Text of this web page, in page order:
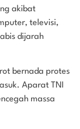
akibat
televisi,
dijarah
bernada protes
Aparat TNI
massa